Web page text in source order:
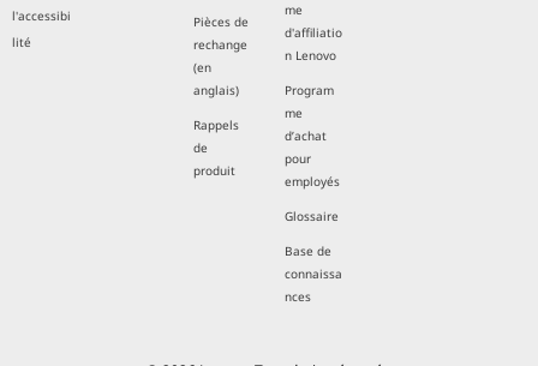
l'accessibi
lité
Pièces de
rechange
(en
anglais)
Rappels
de
produit
me
d'affiliatio
n Lenovo
Program
me
d’achat
pour
employés
Glossaire
Base de
connaissa
nces